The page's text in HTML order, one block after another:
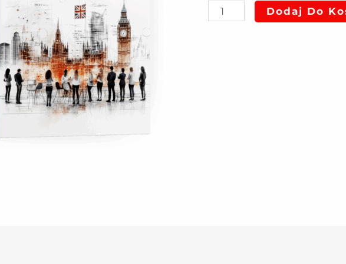
rata
Dodaj Do